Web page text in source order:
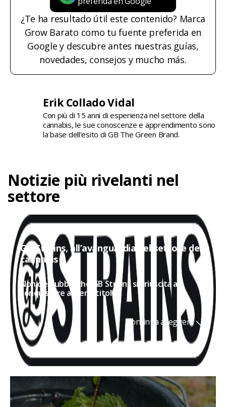
¿Te ha resultado útil este contenido? Marca
Grow Barato como tu fuente preferida en
Google y descubre antes nuestras guías,
novedades, consejos y mucho más.
Erik Collado Vidal
Con più di 15 anni di esperienza nel settore della
cannabis, le sue conoscenze e apprendimento sono
la base dell'esito di GB The Green Brand.
Notizie più rivelanti nel
settore
GB Strains, all’avanguardia nel settore della
cannabis
Non c'è dubbio che GB Strains sia riuscita a
conquistare a pieno titolo...
Continua a leggere